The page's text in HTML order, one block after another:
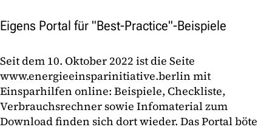
Eigens Portal für "Best-Practice"-Beispiele
Seit dem 10. Oktober 2022 ist die Seite
www.energieeinsparinitiative.berlin mit
Einsparhilfen online: Beispiele, Checkliste,
Verbrauchsrechner sowie Infomaterial zum
Download finden sich dort wieder. Das Portal böte